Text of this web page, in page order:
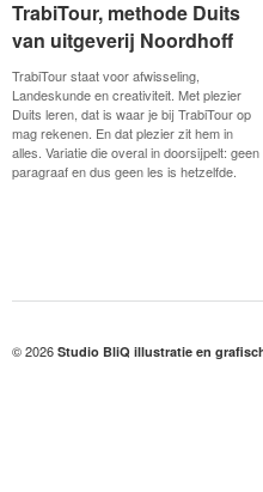
TrabiTour, methode Duits
van uitgeverij Noordhoff
TrabiTour staat voor afwisseling,
Landeskunde en creativiteit. Met plezier
Duits leren, dat is waar je bij TrabiTour op
mag rekenen. En dat plezier zit hem in
alles. Variatie die overal in doorsijpelt: geen
paragraaf en dus geen les is hetzelfde.
TrabiTour, methode Duits
van uitgeverij Noordhoff
© 2026 Studio BliQ illustratie en